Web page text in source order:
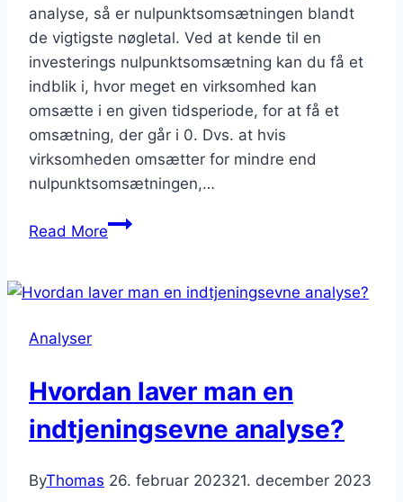
analyse, så er nulpunktsomsætningen blandt
de vigtigste nøgletal. Ved at kende til en
investerings nulpunktsomsætning kan du få et
indblik i, hvor meget en virksomhed kan
omsætte i en given tidsperiode, for at få et
omsætning, der går i 0. Dvs. at hvis
virksomheden omsætter for mindre end
nulpunktsomsætningen,…
Read MoreHvad
Analyser
Hvordan laver man en
indtjeningsevne analyse?
ByThomas 26. februar 202321. december 2023